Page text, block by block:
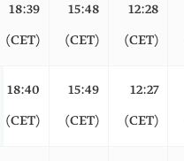
12:28
(CET)
15:48
(CET)
18:39
(CET)
12:27
(CET)
15:49
(CET)
18:40
(CET)